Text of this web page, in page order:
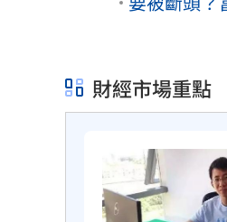
財經市場重點